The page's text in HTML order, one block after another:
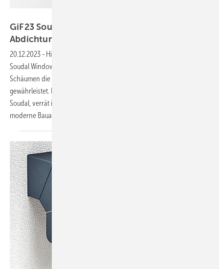
GiF23 Soudal: Mit Sicherheit zur optimalen
Abdichtung
20.12.2023 - Hier gibt es neueste Informationen per Video, wie das
Soudal Window System (SWS) mit luftdichten Membranen und PU-
Schäumen die optimale Abdichtung von Bauanschlussfugen
gewährleistet. Referent Jörn Voges, Business Development bei
Soudal, verrät im Video, wie sich ganz leicht und regelkonform der
moderne Bauanschluss von Fenster und Türen umsetzen